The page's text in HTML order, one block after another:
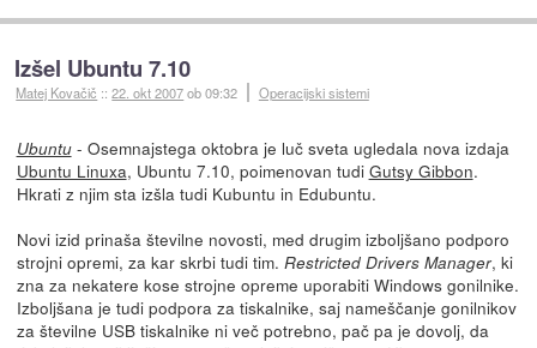
Izšel Ubuntu 7.10
Matej Kovačič ::22. okt 2007ob 09:32 Operacijski sistemi
Ubuntu- Osemnajstega oktobra je luč sveta ugledala nova izdaja
Ubuntu Linuxa, Ubuntu 7.10, poimenovan tudi Gutsy Gibbon.
Hkrati z njim sta izšla tudi Kubuntu in Edubuntu.
Novi izid prinaša številne novosti, med drugim izboljšano podporo
strojni opremi, za kar skrbi tudi tim. Restricted Drivers Manager, ki
zna za nekatere kose strojne opreme uporabiti Windows gonilnike.
Izboljšana je tudi podpora za tiskalnike, saj nameščanje gonilnikov
za številne USB tiskalnike ni več potrebno, pač pa je dovolj, da